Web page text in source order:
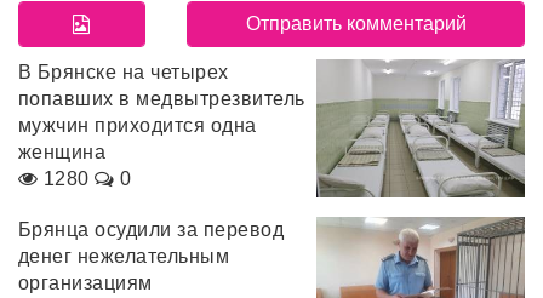
В Брянске на четырех
попавших в медвытрезвитель
мужчин приходится одна
женщина
1280
0
Брянца осудили за перевод
денег нежелательным
организациям